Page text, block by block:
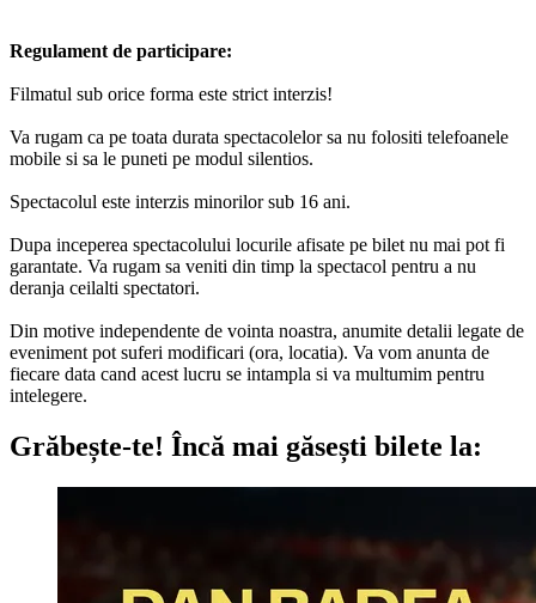
Regulament de participare:
Filmatul sub orice forma este strict interzis!
Va rugam ca pe toata durata spectacolelor sa nu folositi telefoanele
mobile si sa le puneti pe modul silentios.
Spectacolul este interzis minorilor sub 16 ani.
Dupa inceperea spectacolului locurile afisate pe bilet nu mai pot fi
garantate. Va rugam sa veniti din timp la spectacol pentru a nu
deranja ceilalti spectatori.
Din motive independente de vointa noastra, anumite detalii legate de
eveniment pot suferi modificari (ora, locatia). Va vom anunta de
fiecare data cand acest lucru se intampla si va multumim pentru
intelegere.
Grăbește-te! Încă mai găsești bilete la: